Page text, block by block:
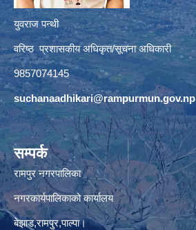
युवराज पन्थी
वरिष्ठ प्रशासकीय अधिकृत/सूचना अधिकारी
9857074145
suchanaadhikari@rampurmun.gov.np
सम्पर्क
रामपुर नगरपालिका
नगरकार्यपालिकाको कार्यालय
बेझाड,रामपुर,पाल्पा।